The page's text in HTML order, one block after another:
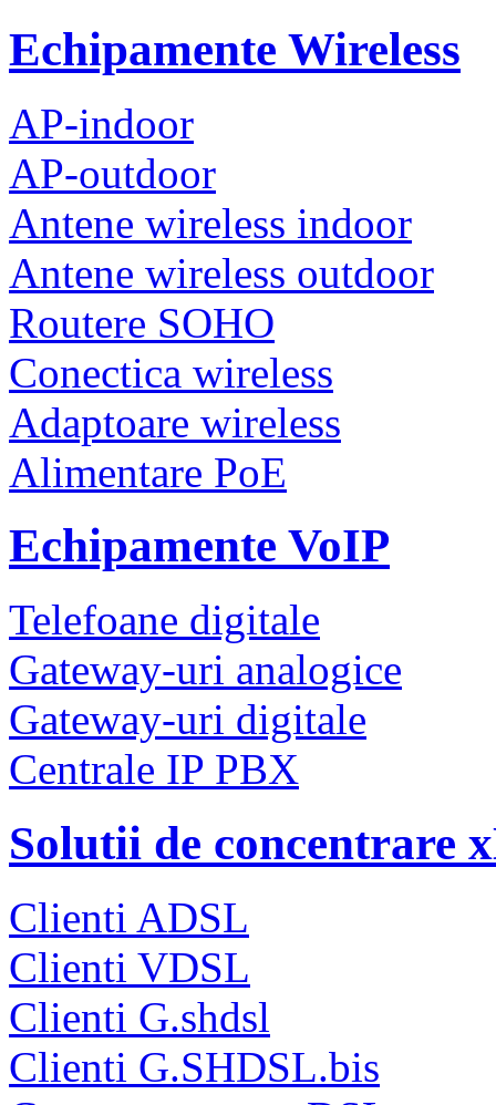
Echipamente Wireless
AP-indoor
AP-outdoor
Antene wireless indoor
Antene wireless outdoor
Routere SOHO
Conectica wireless
Adaptoare wireless
Alimentare PoE
Echipamente VoIP
Telefoane digitale
Gateway-uri analogice
Gateway-uri digitale
Centrale IP PBX
Solutii de concentrare
Clienti ADSL
Clienti VDSL
Clienti G.shdsl
Clienti G.SHDSL.bis